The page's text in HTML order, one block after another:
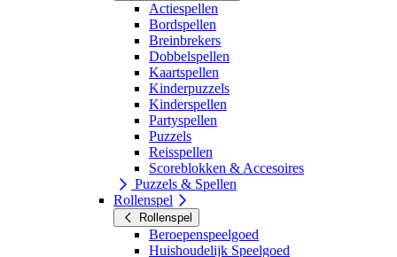
Actiespellen
Bordspellen
Breinbrekers
Dobbelspellen
Kaartspellen
Kinderpuzzels
Kinderspellen
Partyspellen
Puzzels
Reisspellen
Scoreblokken & Accesoires
Puzzels & Spellen
Rollenspel
Rollenspel
Beroepenspeelgoed
Huishoudelijk Speelgoed